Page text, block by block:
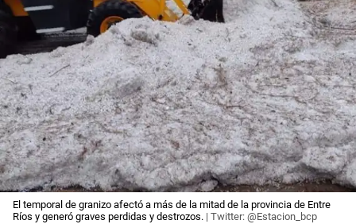
El temporal de granizo afectó a más de la mitad de la provincia de Entre
Ríos y generó graves perdidas y destrozos. | Twitter: @Estacion_bcp